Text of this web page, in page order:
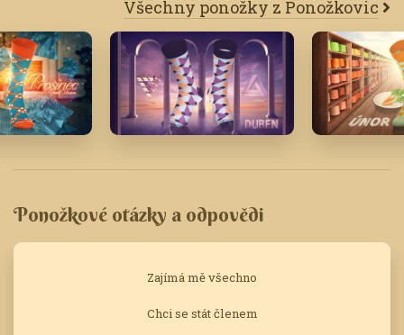
Všechny ponožky z Ponožkovic
Ponožkové otázky a odpovědi
Zajímá mě všechno
Chci se stát členem